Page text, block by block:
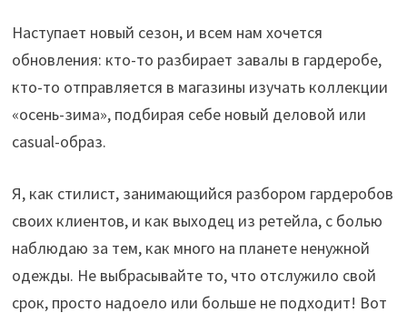
Наступает новый сезон, и всем нам хочется
обновления: кто-то разбирает завалы в гардеробе,
кто-то отправляется в магазины изучать коллекции
«осень-зима», подбирая себе новый деловой или
casual-образ.
Я, как стилист, занимающийся разбором гардеробов
своих клиентов, и как выходец из ретейла, с болью
наблюдаю за тем, как много на планете ненужной
одежды. Не выбрасывайте то, что отслужило свой
срок, просто надоело или больше не подходит! Вот